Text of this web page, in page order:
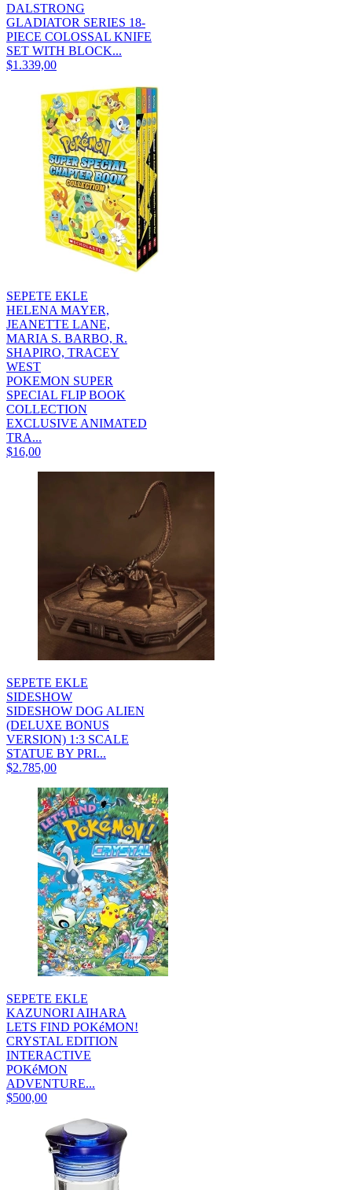
DALSTRONG
GLADIATOR SERIES 18-
PIECE COLOSSAL KNIFE
SET WITH BLOCK...
$1.339,00
SEPETE EKLE
HELENA MAYER,
JEANETTE LANE,
MARIA S. BARBO, R.
SHAPIRO, TRACEY
WEST
POKEMON SUPER
SPECIAL FLIP BOOK
COLLECTION
EXCLUSIVE ANIMATED
TRA...
$16,00
SEPETE EKLE
SIDESHOW
SIDESHOW DOG ALIEN
(DELUXE BONUS
VERSION) 1:3 SCALE
STATUE BY PRI...
$2.785,00
SEPETE EKLE
KAZUNORI AIHARA
LETS FIND POKéMON!
CRYSTAL EDITION
INTERACTIVE
POKéMON
ADVENTURE...
$500,00